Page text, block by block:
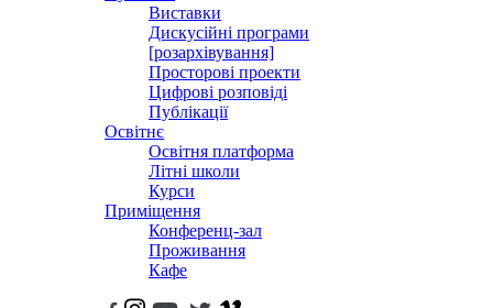
Виставки
Дискусійні програми
[розархівування]
Просторові проекти
Цифрові розповіді
Публікації
Освітнє
Освітня платформа
Літні школи
Курси
Приміщення
Конференц-зал
Проживання
Кафе